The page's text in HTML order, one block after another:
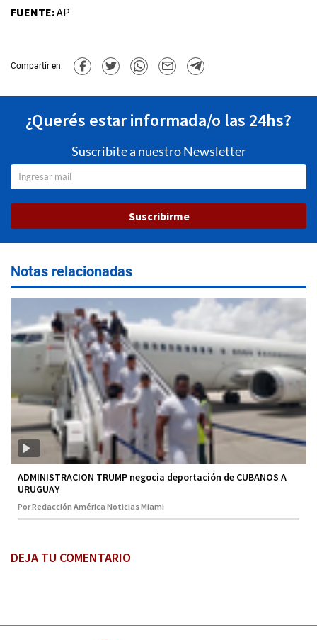
FUENTE:AP
Compartir en:
¿Querés estar informada/o las 24hs?
Suscribite a nuestro Newsletter
Suscribirme
Notas relacionadas
ADMINISTRACION TRUMP negocia deportación de CUBANOS A
URUGUAY
Por Redacción América Noticias Miami
DEJA TU COMENTARIO